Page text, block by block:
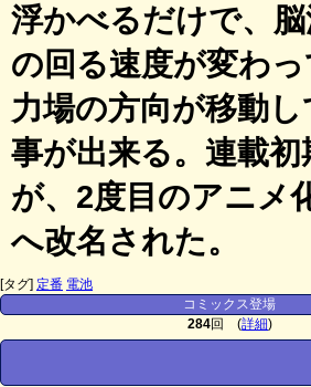
浮かべるだけで、
の回る速度が変わ
力場の方向が移動
事が出来る。連載
が、2度目のアニメ
へ改名された。
[タグ] 定番 電池
コミックス登場
284回 (詳細)